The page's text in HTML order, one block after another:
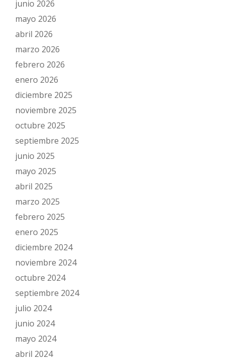
junio 2026
mayo 2026
abril 2026
marzo 2026
febrero 2026
enero 2026
diciembre 2025
noviembre 2025
octubre 2025
septiembre 2025
junio 2025
mayo 2025
abril 2025
marzo 2025
febrero 2025
enero 2025
diciembre 2024
noviembre 2024
octubre 2024
septiembre 2024
julio 2024
junio 2024
mayo 2024
abril 2024